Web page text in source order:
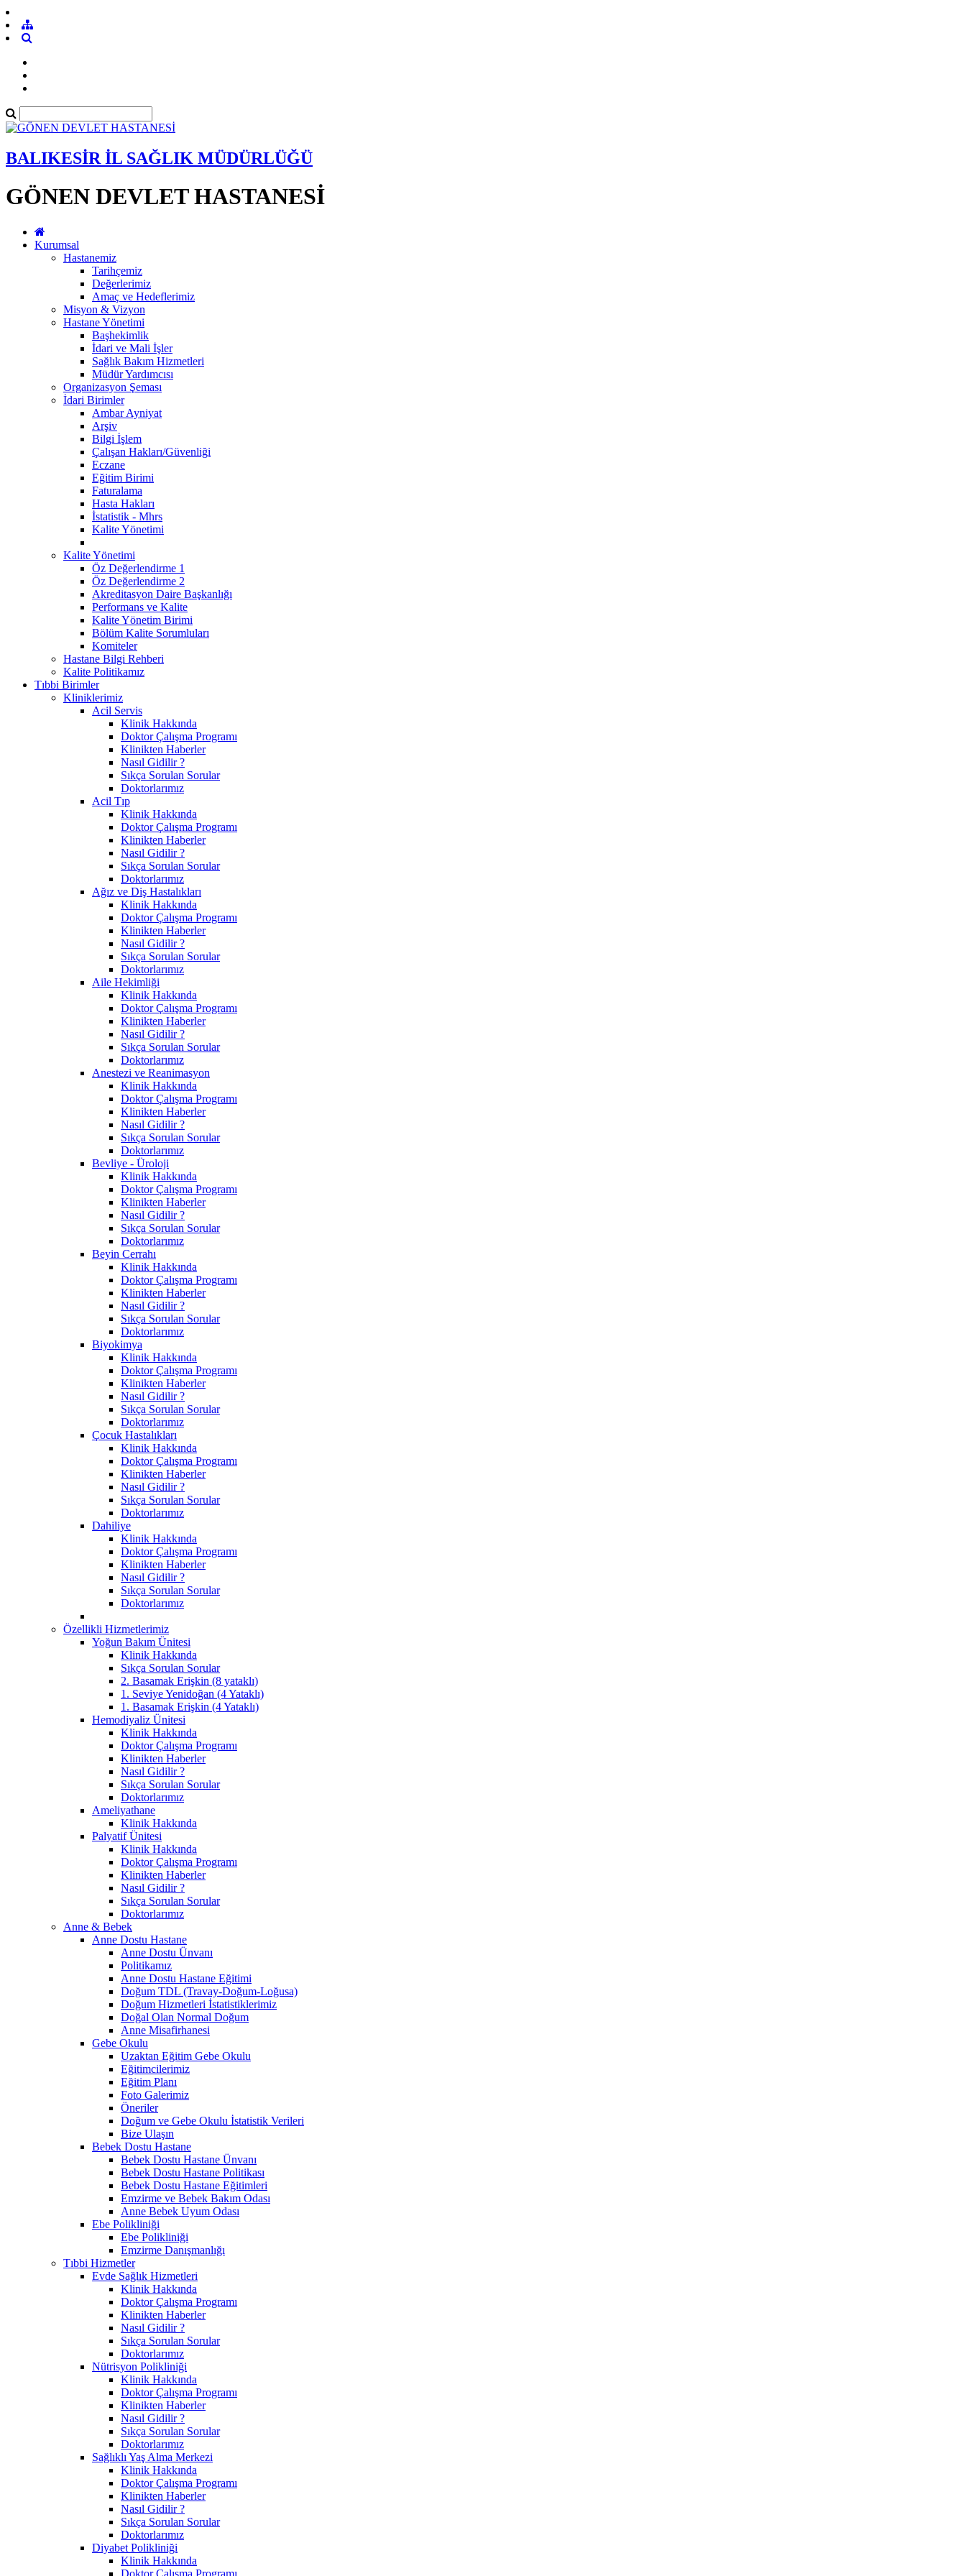
BALIKESİR İL SAĞLIK MÜDÜRLÜĞÜ
GÖNEN DEVLET HASTANESİ
Kurumsal
Hastanemiz
Tarihçemiz
Değerlerimiz
Amaç ve Hedeflerimiz
Misyon & Vizyon
Hastane Yönetimi
Başhekimlik
İdari ve Mali İşler
Sağlık Bakım Hizmetleri
Müdür Yardımcısı
Organizasyon Şeması
İdari Birimler
Ambar Ayniyat
Arşiv
Bilgi İşlem
Çalışan Hakları/Güvenliği
Eczane
Eğitim Birimi
Faturalama
Hasta Hakları
İstatistik - Mhrs
Kalite Yönetimi
Kalite Yönetimi
Öz Değerlendirme 1
Öz Değerlendirme 2
Akreditasyon Daire Başkanlığı
Performans ve Kalite
Kalite Yönetim Birimi
Bölüm Kalite Sorumluları
Komiteler
Hastane Bilgi Rehberi
Kalite Politikamız
Tıbbi Birimler
Kliniklerimiz
Acil Servis
Klinik Hakkında
Doktor Çalışma Programı
Klinikten Haberler
Nasıl Gidilir ?
Sıkça Sorulan Sorular
Doktorlarımız
Acil Tıp
Klinik Hakkında
Doktor Çalışma Programı
Klinikten Haberler
Nasıl Gidilir ?
Sıkça Sorulan Sorular
Doktorlarımız
Ağız ve Diş Hastalıkları
Klinik Hakkında
Doktor Çalışma Programı
Klinikten Haberler
Nasıl Gidilir ?
Sıkça Sorulan Sorular
Doktorlarımız
Aile Hekimliği
Klinik Hakkında
Doktor Çalışma Programı
Klinikten Haberler
Nasıl Gidilir ?
Sıkça Sorulan Sorular
Doktorlarımız
Anestezi ve Reanimasyon
Klinik Hakkında
Doktor Çalışma Programı
Klinikten Haberler
Nasıl Gidilir ?
Sıkça Sorulan Sorular
Doktorlarımız
Bevliye - Üroloji
Klinik Hakkında
Doktor Çalışma Programı
Klinikten Haberler
Nasıl Gidilir ?
Sıkça Sorulan Sorular
Doktorlarımız
Beyin Cerrahı
Klinik Hakkında
Doktor Çalışma Programı
Klinikten Haberler
Nasıl Gidilir ?
Sıkça Sorulan Sorular
Doktorlarımız
Biyokimya
Klinik Hakkında
Doktor Çalışma Programı
Klinikten Haberler
Nasıl Gidilir ?
Sıkça Sorulan Sorular
Doktorlarımız
Çocuk Hastalıkları
Klinik Hakkında
Doktor Çalışma Programı
Klinikten Haberler
Nasıl Gidilir ?
Sıkça Sorulan Sorular
Doktorlarımız
Dahiliye
Klinik Hakkında
Doktor Çalışma Programı
Klinikten Haberler
Nasıl Gidilir ?
Sıkça Sorulan Sorular
Doktorlarımız
Özellikli Hizmetlerimiz
Yoğun Bakım Ünitesi
Klinik Hakkında
Sıkça Sorulan Sorular
2. Basamak Erişkin (8 yataklı)
1. Seviye Yenidoğan (4 Yataklı)
1. Basamak Erişkin (4 Yataklı)
Hemodiyaliz Ünitesi
Klinik Hakkında
Doktor Çalışma Programı
Klinikten Haberler
Nasıl Gidilir ?
Sıkça Sorulan Sorular
Doktorlarımız
Ameliyathane
Klinik Hakkında
Palyatif Ünitesi
Klinik Hakkında
Doktor Çalışma Programı
Klinikten Haberler
Nasıl Gidilir ?
Sıkça Sorulan Sorular
Doktorlarımız
Anne & Bebek
Anne Dostu Hastane
Anne Dostu Ünvanı
Politikamız
Anne Dostu Hastane Eğitimi
Doğum TDL (Travay-Doğum-Loğusa)
Doğum Hizmetleri İstatistiklerimiz
Doğal Olan Normal Doğum
Anne Misafirhanesi
Gebe Okulu
Uzaktan Eğitim Gebe Okulu
Eğitimcilerimiz
Eğitim Planı
Foto Galerimiz
Öneriler
Doğum ve Gebe Okulu İstatistik Verileri
Bize Ulaşın
Bebek Dostu Hastane
Bebek Dostu Hastane Ünvanı
Bebek Dostu Hastane Politikası
Bebek Dostu Hastane Eğitimleri
Emzirme ve Bebek Bakım Odası
Anne Bebek Uyum Odası
Ebe Polikliniği
Ebe Polikliniği
Emzirme Danışmanlığı
Tıbbi Hizmetler
Evde Sağlık Hizmetleri
Klinik Hakkında
Doktor Çalışma Programı
Klinikten Haberler
Nasıl Gidilir ?
Sıkça Sorulan Sorular
Doktorlarımız
Nütrisyon Polikliniği
Klinik Hakkında
Doktor Çalışma Programı
Klinikten Haberler
Nasıl Gidilir ?
Sıkça Sorulan Sorular
Doktorlarımız
Sağlıklı Yaş Alma Merkezi
Klinik Hakkında
Doktor Çalışma Programı
Klinikten Haberler
Nasıl Gidilir ?
Sıkça Sorulan Sorular
Doktorlarımız
Diyabet Polikliniği
Klinik Hakkında
Doktor Çalışma Programı